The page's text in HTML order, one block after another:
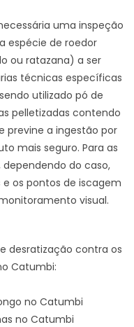
uma inspeção
espécie de roedor
ou ratazana) a ser
técnicas específicas
utilizado pó de
pelletizadas contendo
previne a ingestão por
mais seguro. Para as
do caso,
os pontos de iscagem
visual.
desratização contra os
Catumbi:
no Catumbi
no Catumbi